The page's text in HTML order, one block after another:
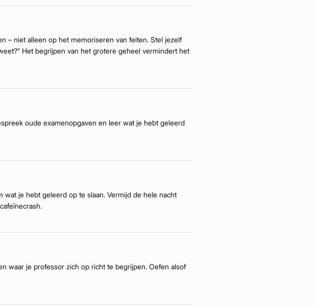
– niet alleen op het memoriseren van feiten. Stel jezelf
Het begrijpen van het grotere geheel vermindert het
oude examenopgaven en leer wat je hebt geleerd
je hebt geleerd op te slaan. Vermijd de hele nacht
waar je professor zich op richt te begrijpen. Oefen alsof